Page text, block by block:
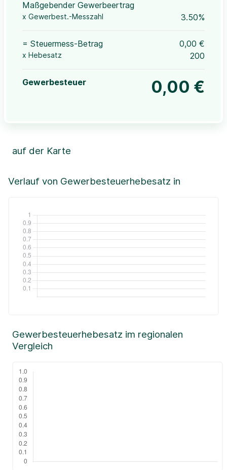
Maßgebender Gewerbeertrag
x Gewerbest.-Messzahl 3.50%
= Steuermess-Betrag 0,00 €
x Hebesatz 200
Gewerbesteuer 0,00 €
Verlauf von Gewerbesteuerhebesatz in
auf der Karte
+
Leaflet|©OpenStreetMap, ©CartoDB,
Gewerbesteuerhebesatz im regionalen
Vergleich